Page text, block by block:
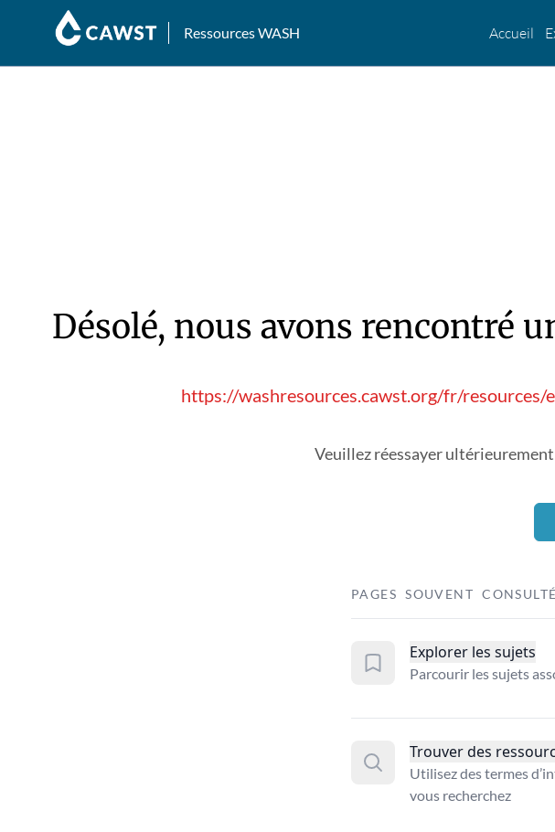
Ressources WASH Accueil
Désolé, nous avons rencontré
https://washresources.cawst.org/fr/
Veuillez réessayer
PAGES SOUVENT
Explorer les sujets
Parcourir les sujets
Trouver des
Utilisez des termes
vous recherchez